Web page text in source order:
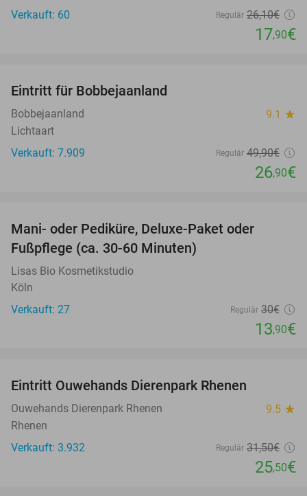
Verkauft: 60
Regulär 26,10€
17,90€
Eintritt für Bobbejaanland
Bobbejaanland 9.1 star
Lichtaart
Verkauft: 7.909
Regulär 49,90€
26,90€
Mani- oder Pediküre, Deluxe-Paket oder
Fußpflege (ca. 30-60 Minuten)
Lisas Bio Kosmetikstudio
Köln
Verkauft: 27
Regulär 30€
13,90€
Eintritt Ouwehands Dierenpark Rhenen
Ouwehands Dierenpark Rhenen 9.5 star
Rhenen
Verkauft: 3.932
Regulär 31,50€
25,50€